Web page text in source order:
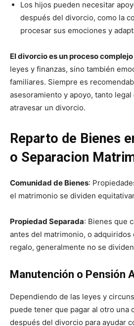
Los hijos pueden necesitar
después del divorcio, como la
procesar sus emociones y
El divorcio es un proceso complejo
leyes y finanzas, sino también
familiares. Siempre es
asesoramiento y apoyo, tanto
atravesar un divorcio.
Reparto de Bienes
o Separacion
Comunidad de Bienes:
el matrimonio se dividen
Propiedad Separada: Bienes que
antes del matrimonio, o adquiridos
regalo, generalmente no se
Manutención o Pensión
Dependiendo de las leyes y
puede tener que pagar al otro una
después del divorcio para ayudar